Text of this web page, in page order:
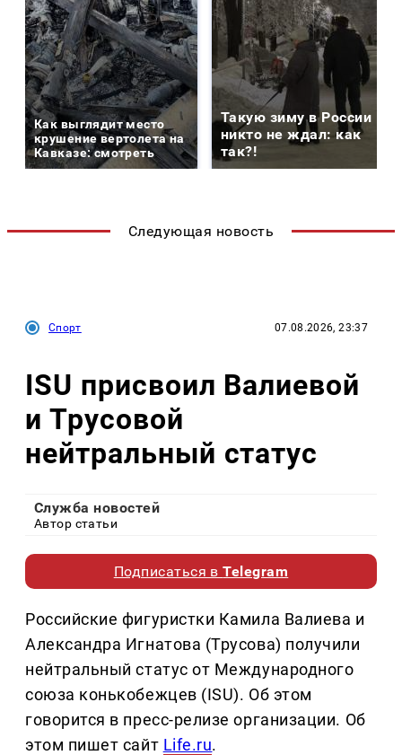
Как выглядит место
крушение вертолета на
Кавказе: смотреть
Такую зиму в России
никто не ждал: как
так?!
Следующая новость
Спорт 07.08.2026, 23:37
ISU присвоил Валиевой
и Трусовой
нейтральный статус
Служба новостей
Автор статьи
Подписаться вTelegram
Российские фигуристки Камила Валиева и
Александра Игнатова (Трусова) получили
нейтральный статус от Международного
союза конькобежцев (ISU). Об этом
говорится в пресс-релизе организации. Об
этом пишет сайт Life.ru.